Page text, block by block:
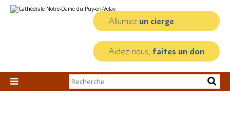
au
personnels
Allumez un cierge
Aidez-nous, faites un don

Chercher par
Recherche